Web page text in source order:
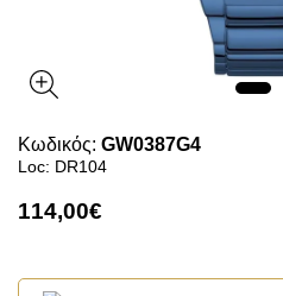
Κωδικός: GW0387G4
Loc: DR104
114,00€